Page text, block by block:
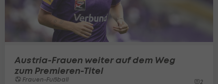
Austria-Frauen weiter auf dem Weg
zum Premieren-Titel
Frauen-Fußball 2